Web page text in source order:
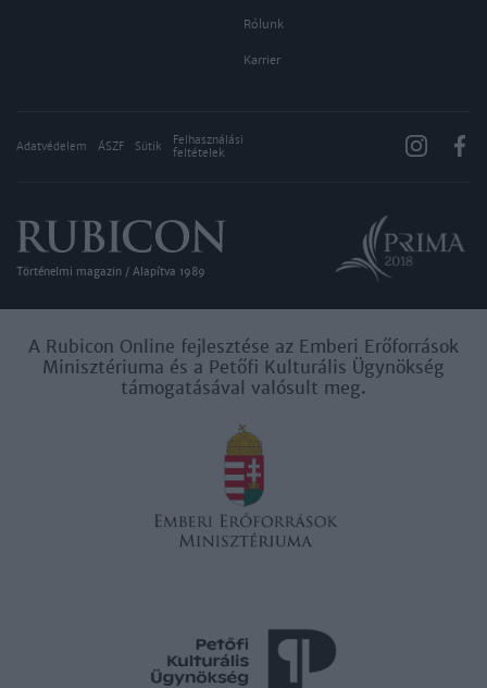
Rólunk
Karrier
Adatvédelem ÁSZF Sütik
Felhasználási
feltételek
Történelmi magazin / Alapítva 1989
A Rubicon Online fejlesztése az Emberi Erőforrások
Minisztériuma és a Petőfi Kulturális Ügynökség
támogatásával valósult meg.